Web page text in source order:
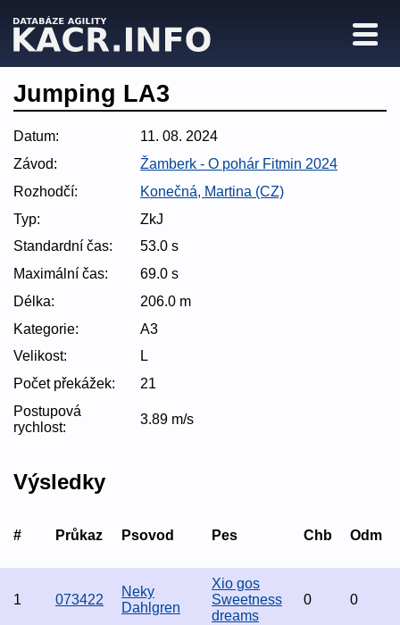
Jumping LA3
Datum:
11. 08. 2024
Závod:
Žamberk - O pohár Fitmin 2024
Rozhodčí:
Konečná, Martina (CZ)
Typ:
ZkJ
Standardní čas:
53.0 s
Maximální čas:
69.0 s
Délka:
206.0 m
Kategorie:
A3
Velikost:
L
Počet překážek:
21
Postupová
rychlost:
3.89 m/s
Výsledky
# Průkaz Psovod Pes Chb Odm
1 073422
Neky
Dahlgren
Xio gos
Sweetness
dreams
0 0